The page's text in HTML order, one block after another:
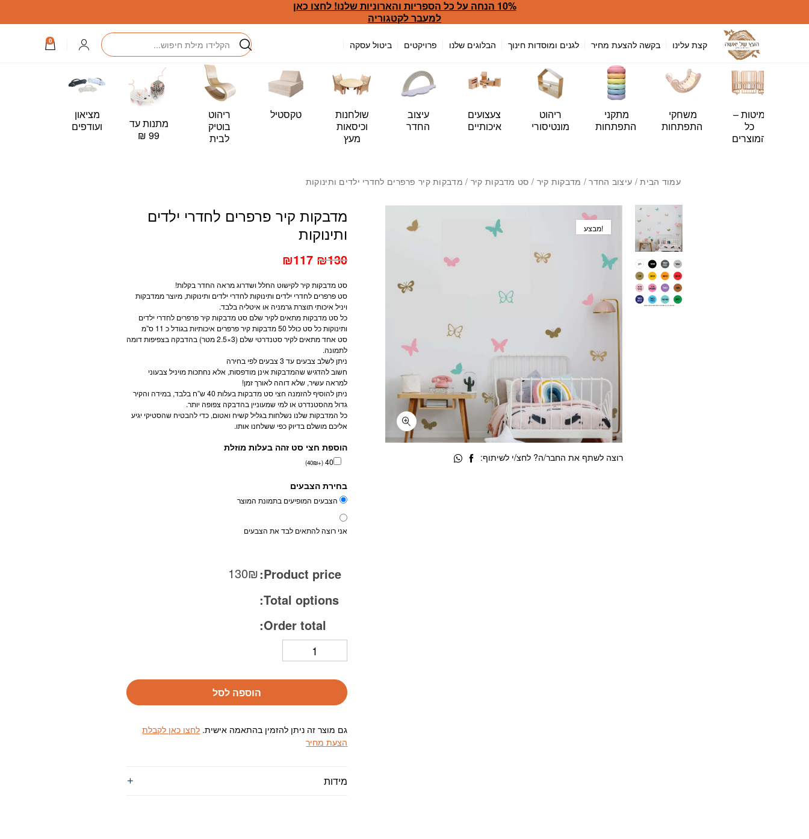
10% הנחה על כל הספריות והארוניות שלנו! לחצו כאן
למעבר לקטגוריה
קצת עלינו בקשה להצעת מחיר לגנים ומוסדות חינוך הבלוגים שלנו פרויקטים ביטול עסקה
חיפוש התחברות
0
מיטות –
כל
המוצרים
משחקי
התפתחות
מתקני
התפתחות
ריהוט
מונטיסורי
צעצועים
איכותיים
עיצוב
החדר
שולחנות
וכיסאות
מעץ
טקסטיל
ריהוט
בוטיק
לבית
מתנות עד
99 ₪
מציאון
ועודפים
עמוד הבית/ עיצוב החדר/ מדבקות קיר / סט מדבקות קיר / מדבקות קיר פרפרים לחדרי ילדים ותינוקות
מדבקות קיר פרפרים לחדרי ילדים
ותינוקות
המחיר
היה:
₪168.
₪130
המחיר
הוא:
₪130.
₪117
סט מדבקות קיר לקישוט החלל ושדרוג מראה החדר בקלות!
סט פרפרים לחדרי ילדים ותינוקות לחדרי ילדים ותינוקות, מיוצר ממדבקות
ויניל איכותי תוצרת גרמניה או איטליה בלבד.
כל סט מדבקות מתאים לקיר שלם סט מדבקות קיר פרפרים לחדרי ילדים
ותינוקות כל סט כולל 50 מדבקות קיר פרפרים איכותיות בגודל כ 11 ס”מ
סט אחד מתאים לקיר סטנדרטי שלם (3×2.5 מטר) בהדבקה בצפיפות דומה
לתמונה.
ניתן לשלב צבעים עד 3 צבעים לפי בחירה
חשוב להדגיש שהמדבקות אינן מודפסות, אלא נחתכות מויניל צבעוני
למראה עשיר, שלא דוהה לאורך זמן!
ניתן להוסיף להזמנה חצי סט מדבקות בעלות 40 ש”ח בלבד, במידה והקיר
גדול מהסטנדרט או למי שמעוניין בהדבקה צפופה יותר.
כל המדבקות שלנו נשלחות בגליל קשיח ואטום, כדי להבטיח שהסטיקי יגיע
אליכם מושלם בדיוק כפי ששלחנו אותו.
הוספת חצי סט זהה בעלות מוזלת
40
(
+
₪
40
)
בחירת הצבעים
הצבעים המופיעים בתמונת המוצר
אני רוצה להתאים לבד את הצבעים
Product price:
₪
130
Total options:
Order total:
כמות מדבקות קיר פרפרים לחדרי ילדים ותינוקות
הוספה לסל
גם מוצר זה ניתן להזמין בהתאמה אישית. לחצו כאן לקבלת
הצעת מחיר
מידות
מבצע!
רוצה לשתף את החבר/ה? לחצ/י לשיתוף: